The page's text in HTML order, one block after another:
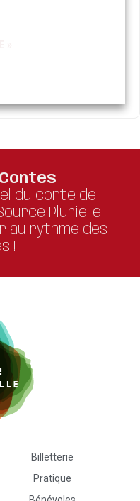
du conte de
Plurielle
au rythme des
!
Billetterie
Pratique